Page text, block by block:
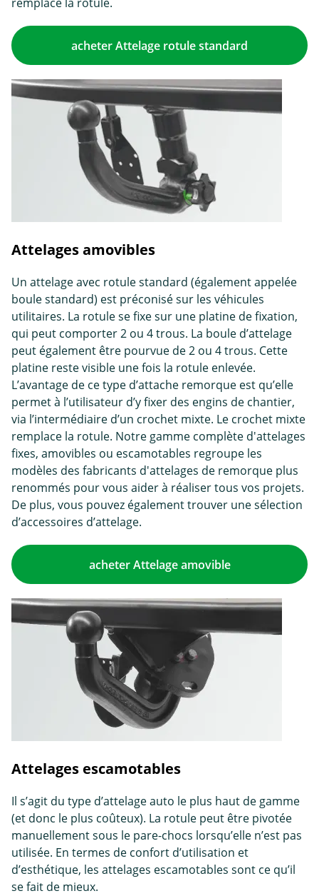
Attelages amovibles
Un attelage avec rotule standard (également appelée
boule standard) est préconisé sur les véhicules
utilitaires. La rotule se fixe sur une platine de fixation,
qui peut comporter 2 ou 4 trous. La boule d’attelage
peut également être pourvue de 2 ou 4 trous. Cette
platine reste visible une fois la rotule enlevée.
L’avantage de ce type d’attache remorque est qu’elle
permet à l’utilisateur d’y fixer des engins de chantier,
via l’intermédiaire d’un crochet mixte. Le crochet mixte
remplace la rotule. Notre gamme complète d'attelages
fixes, amovibles ou escamotables regroupe les
modèles des fabricants d'attelages de remorque plus
renommés pour vous aider à réaliser tous vos projets.
De plus, vous pouvez également trouver une sélection
d’accessoires d’attelage.
Attelages escamotables
Il s’agit du type d’attelage auto le plus haut de gamme
(et donc le plus coûteux). La rotule peut être pivotée
manuellement sous le pare-chocs lorsqu’elle n’est pas
utilisée. En termes de confort d’utilisation et
d’esthétique, les attelages escamotables sont ce qu’il
se fait de mieux.
acheter Attelage rotule standard
acheter Attelage amovible